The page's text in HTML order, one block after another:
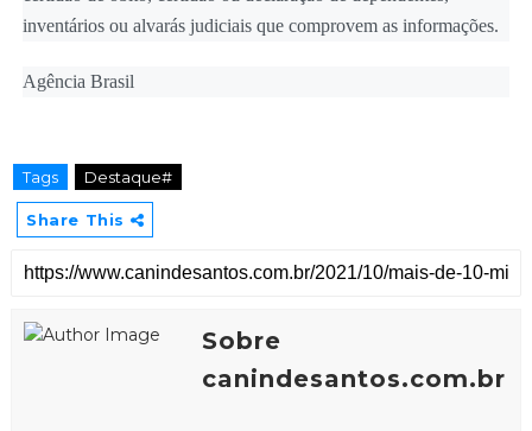
inventários ou alvarás judiciais que comprovem as informações.
Agência Brasil
Tags Destaque#
Share This
Sobre
canindesantos.com.br